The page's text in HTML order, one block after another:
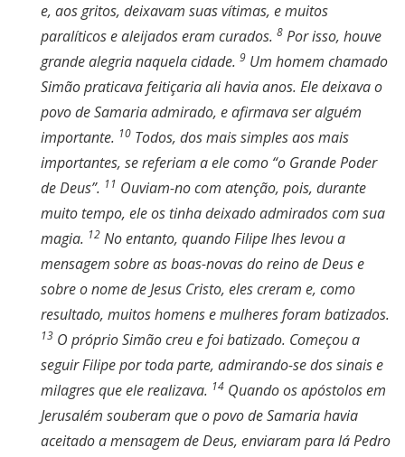
e, aos gritos, deixavam suas vítimas, e muitos
paralíticos e aleijados eram curados. 8 Por isso, houve
grande alegria naquela cidade. 9 Um homem chamado
Simão praticava feitiçaria ali havia anos. Ele deixava o
povo de Samaria admirado, e afirmava ser alguém
importante. 10 Todos, dos mais simples aos mais
importantes, se referiam a ele como “o Grande Poder
de Deus”. 11 Ouviam-no com atenção, pois, durante
muito tempo, ele os tinha deixado admirados com sua
magia. 12 No entanto, quando Filipe lhes levou a
mensagem sobre as boas-novas do reino de Deus e
sobre o nome de Jesus Cristo, eles creram e, como
resultado, muitos homens e mulheres foram batizados.
13 O próprio Simão creu e foi batizado. Começou a
seguir Filipe por toda parte, admirando-se dos sinais e
milagres que ele realizava. 14 Quando os apóstolos em
Jerusalém souberam que o povo de Samaria havia
aceitado a mensagem de Deus, enviaram para lá Pedro